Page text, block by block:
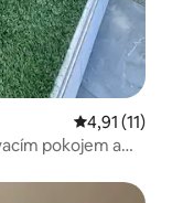
Průměrné
4,91 (11)
pokojem a